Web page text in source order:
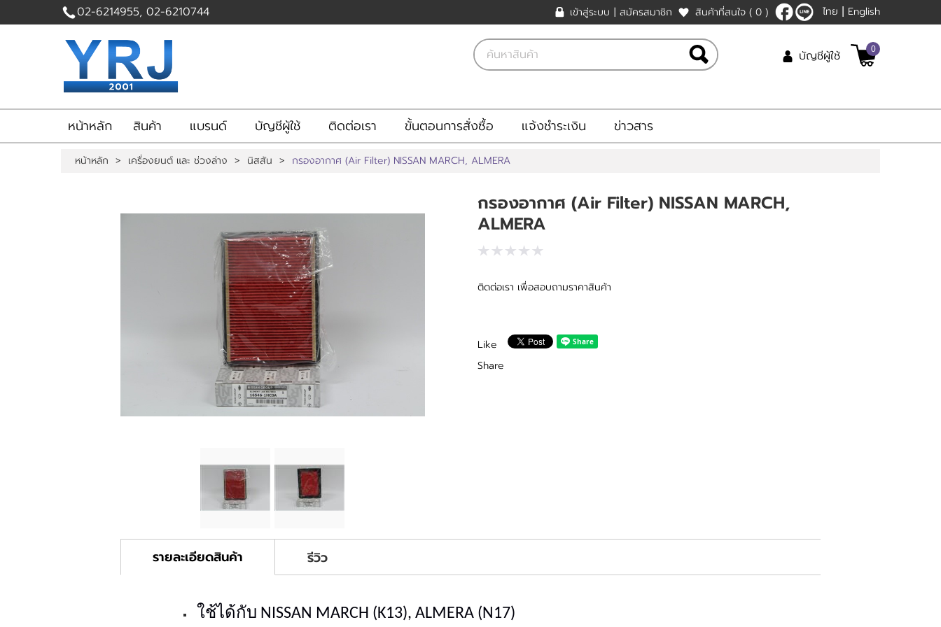
ไทย | English
สินค้าที่สนใจ( 0 )
02-6214955, 02-6210744 เข้าสู่ระบบ | สมัครสมาชิก สินค้าที่สนใจ ( 0 ) ไทย English
บัญชีผู้ใช้ 0
หน้าหลัก สินค้า แบรนด์ บัญชีผู้ใช้ ติดต่อเรา ขั้นตอนการสั่งซื้อ แจ้งชำระเงิน ข่าวสาร
หน้าหลัก > เครื่องยนต์ และ ช่วงล่าง > นิสสัน > กรองอากาศ (Air Filter) NISSAN MARCH, ALMERA
กรองอากาศ (Air Filter) NISSAN MARCH,
ALMERA
ติดต่อเรา เพื่อสอบถามราคาสินค้า
Like
Share
รายละเอียดสินค้า รีวิว
ใช้ได้กับ NISSAN MARCH (K13), ALMERA (N17)